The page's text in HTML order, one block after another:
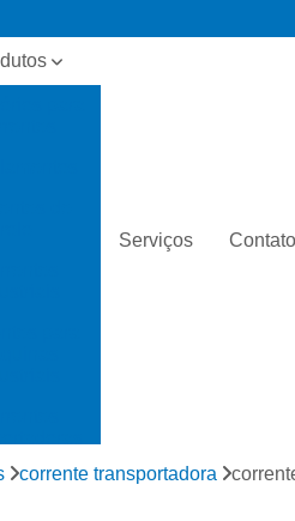
de
Serviços Contato
corrente transportadora